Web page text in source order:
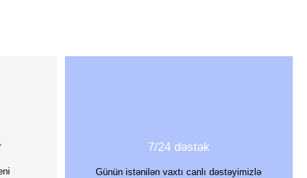
7/24 dəstək
Günün istənilən vaxtı canlı dəstəyimizlə